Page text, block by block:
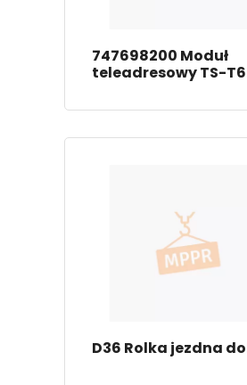
747698200 Moduł
teleadresowy TS-T6
D36 Rolka jezdna